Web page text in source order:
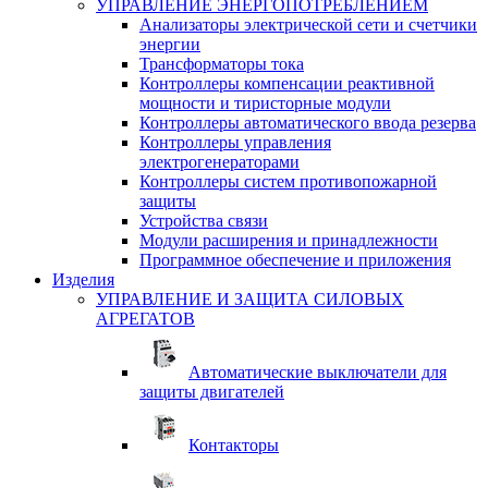
УПРАВЛЕНИЕ ЭНЕРГОПОТРЕБЛЕНИЕМ
Анализаторы электрической сети и счетчики
энергии
Трансформаторы тока
Контроллеры компенсации реактивной
мощности и тиристорные модули
Контроллеры автоматического ввода резерва
Контроллеры управления
электрогенераторами
Контроллеры систем противопожарной
защиты
Устройства связи
Модули расширения и принадлежности
Программное обеспечение и приложения
Изделия
УПРАВЛЕНИЕ И ЗАЩИТА СИЛОВЫХ
АГРЕГАТОВ
Автоматические выключатели для
защиты двигателей
Контакторы